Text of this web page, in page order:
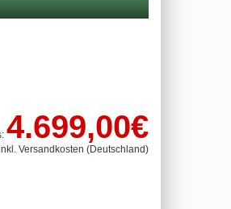
4.699,00€
Versandkosten (Deutschland)